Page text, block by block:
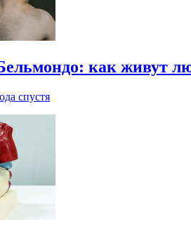
как живут
спустя